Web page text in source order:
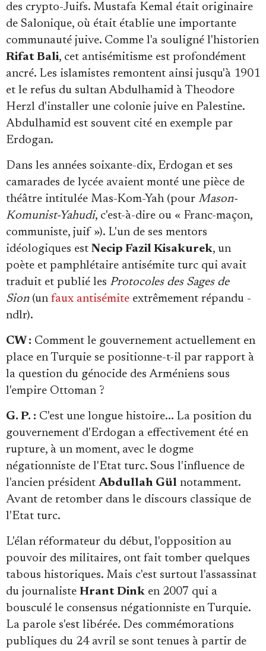
des crypto-Juifs. Mustafa Kemal était originaire
de Salonique, où était établie une importante
communauté juive. Comme l'a souligné l'historien
Rifat Bali, cet antisémitisme est profondément
ancré. Les islamistes remontent ainsi jusqu'à 1901
et le refus du sultan Abdulhamid à Theodore
Herzl d'installer une colonie juive en Palestine.
Abdulhamid est souvent cité en exemple par
Erdogan.
Dans les années soixante-dix, Erdogan et ses
camarades de lycée avaient monté une pièce de
théâtre intitulée Mas-Kom-Yah (pour Mason-
Komunist-Yahudi, c'est-à-dire ou « Franc-maçon,
communiste, juif »). L'un de ses mentors
idéologiques est Necip Fazil Kisakurek, un
poète et pamphlétaire antisémite turc qui avait
traduit et publié les Protocoles des Sages de
Sion(un faux antisémite extrêmement répandu -
ndlr).
CW : Comment le gouvernement actuellement en
place en Turquie se positionne-t-il par rapport à
la question du génocide des Arméniens sous
l'empire Ottoman ?
G. P. : C'est une longue histoire... La position du
gouvernement d'Erdogan a effectivement été en
rupture, à un moment, avec le dogme
négationniste de l'Etat turc. Sous l'influence de
l'ancien président Abdullah Gül notamment.
Avant de retomber dans le discours classique de
l'Etat turc.
L'élan réformateur du début, l'opposition au
pouvoir des militaires, ont fait tomber quelques
tabous historiques. Mais c'est surtout l'assassinat
du journaliste Hrant Dink en 2007 qui a
bousculé le consensus négationniste en Turquie.
La parole s'est libérée. Des commémorations
publiques du 24 avril se sont tenues à partir de